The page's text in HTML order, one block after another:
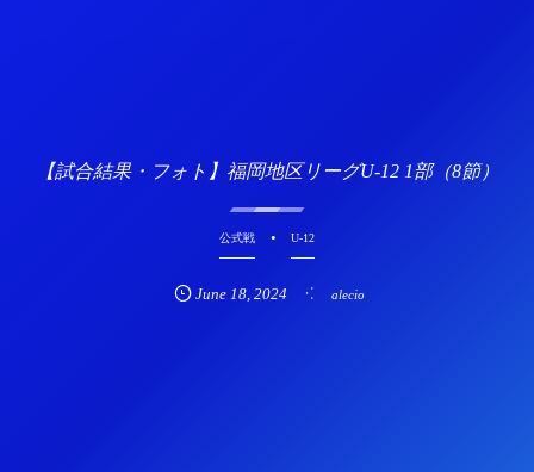
【試合結果・フォト】福岡地区リーグU-12 1部（8節）
公式戦 U-12
June 18, 2024 alecio